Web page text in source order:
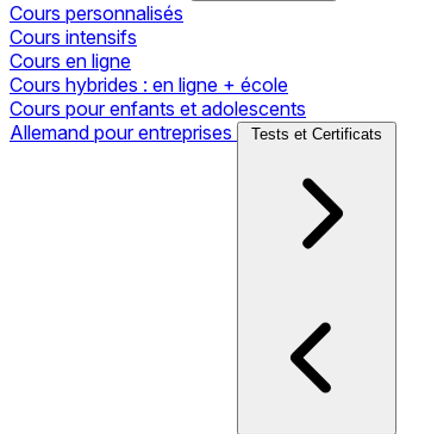
Cours personnalisés
Cours intensifs
Cours en ligne
Cours hybrides : en ligne + école
Cours pour enfants et adolescents
Allemand pour entreprises
Tests et Certificats